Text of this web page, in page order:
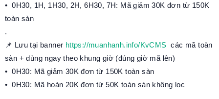
• 0H30, 1H, 1H30, 2H, 6H30, 7H: Mã giảm 30K đơn từ 150K
toàn sàn
.
📌 Lưu tại banner https://muanhanh.info/KvCMS các mã toàn
sàn + dùng ngay theo khung giờ (đúng giờ mã lên)
• 0H30: Mã giảm 30K đơn từ 150K toàn sàn
• 0H30: Mã hoàn 20K đơn từ 50K toàn sàn không lọc